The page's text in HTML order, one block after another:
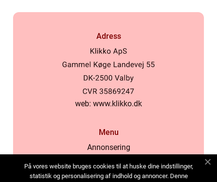
Adress
web: www.klikko.dk
Menu
Annonsering
Cookies
På vores website bruges cookies til at huske dine indstillinger,
statistik og personalisering af indhold og annoncer. Denne